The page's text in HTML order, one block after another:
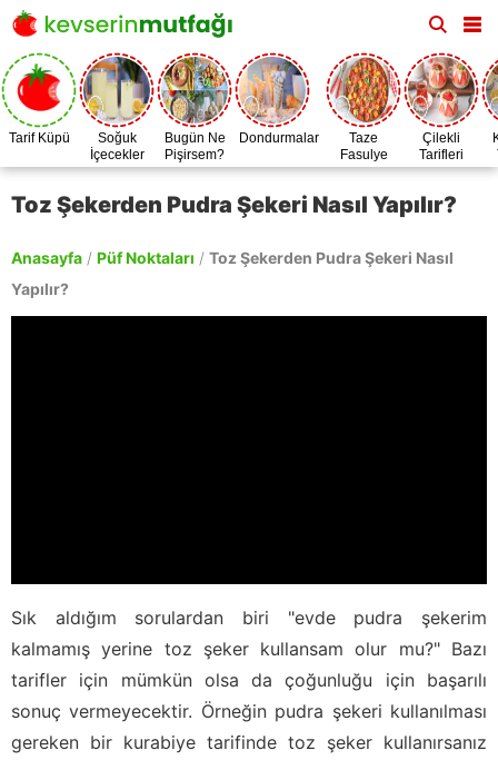
Tarif Küpü
Soğuk
İçecekler
Bugün Ne
Pişirsem?
Dondurmalar
Taze
Fasulye
Zamanı
Çilekli
Tarifleri
Toz Şekerden Pudra Şekeri Nasıl Yapılır?
Anasayfa / Püf Noktaları / Toz Şekerden Pudra Şekeri Nasıl
Yapılır?
Sık aldığım sorulardan biri "evde pudra şekerim
kalmamış yerine toz şeker kullansam olur mu?" Bazı
tarifler için mümkün olsa da çoğunluğu için başarılı
sonuç vermeyecektir. Örneğin pudra şekeri kullanılması
gereken bir kurabiye tarifinde toz şeker kullanırsanız